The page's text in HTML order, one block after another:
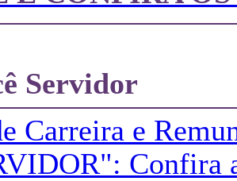
Servidor
Carreira e
Confira